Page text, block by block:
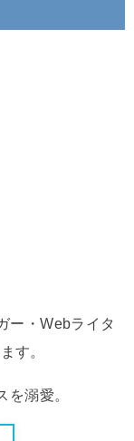
ー・Webライタ
す。
溺愛。